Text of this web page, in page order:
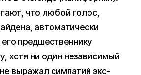
что любой голос,
автоматически
предшественнику
хотя ни один независимый
выражал симпатий экс-